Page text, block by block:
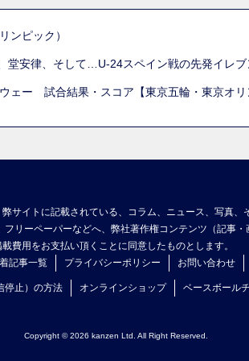
ピック）
堂安律、そして…U-24スペイン戦の先発イレブ
ー 試合結果・スコア【東京五輪・東京オリ
サイトに記載されている、コラム、ニュース、写真
リーペーパーなどへ、弊社著作権コンテンツ（記事
費用をお支払い頂くことに同意したものとします。
記事一覧 プライバシーポリシー お問い合わせ
停止）の方法 オンラインショップ ベースボール
Copyright © 2026 kanzen Ltd. All Right Reserved.